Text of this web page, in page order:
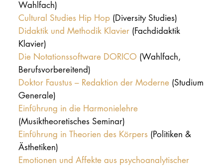
Wahlfach)
Cultural Studies Hip Hop (Diversity Studies)
Didaktik und Methodik Klavier (Fachdidaktik
Klavier)
Die Notationssoftware DORICO (Wahlfach,
Berufsvorbereitend)
Doktor Faustus – Redaktion der Moderne (Studium
Generale)
Einführung in die Harmonielehre
(Musiktheoretisches Seminar)
Einführung in Theorien des Körpers (Politiken &
Ästhetiken)
Emotionen und Affekte aus psychoanalytischer